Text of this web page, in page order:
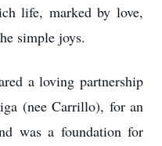
life, marked by love,
simple joys.
a loving partnership
(nee Carrillo), for an
was a foundation for